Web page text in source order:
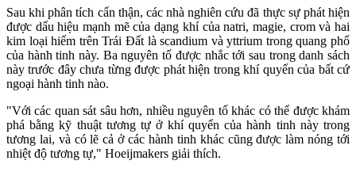
Sau khi phân tích cẩn thận, các nhà nghiên cứu đã thực sự phát hiện
được dấu hiệu mạnh mẽ của dạng khí của natri, magie, crom và hai
kim loại hiếm trên Trái Đất là scandium và yttrium trong quang phổ
của hành tinh này. Ba nguyên tố được nhắc tới sau trong danh sách
này trước đây chưa từng được phát hiện trong khí quyển của bất cứ
ngoại hành tinh nào.
"Với các quan sát sâu hơn, nhiều nguyên tố khác có thể được khám
phá bằng kỹ thuật tương tự ở khí quyển của hành tinh này trong
tương lai, và có lẽ cả ở các hành tinh khác cũng được làm nóng tới
nhiệt độ tương tự," Hoeijmakers giải thích.